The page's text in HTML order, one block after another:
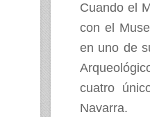
Cuando el
con el
en uno de
cuatro
Navarra.